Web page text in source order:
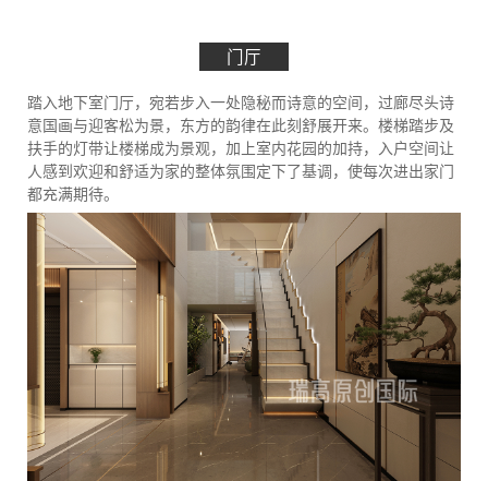
门厅
踏入地下室门厅，宛若步入一处隐秘而诗意的空间，过廊尽头诗
意国画与迎客松为景，东方的韵律在此刻舒展开来。楼梯踏步及
扶手的灯带让楼梯成为景观，加上室内花园的加持，入户空间让
人感到欢迎和舒适为家的整体氛围定下了基调，使每次进出家门
都充满期待。